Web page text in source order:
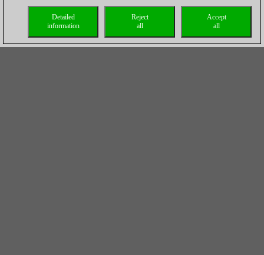
Accept
all
Reject
all
Detailed
information